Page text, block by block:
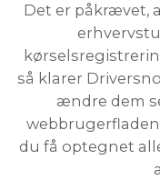
Det er påkrævet,
så klarer
ændre dem
du få optegnet